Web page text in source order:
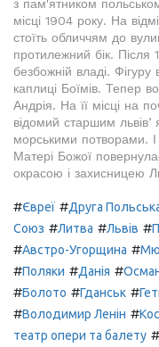
з пам'ятником
місці 1904 року. На
стоїть обличчям до
протилежний бік.
безбожній владі.
каплиці Боїмів. Тепер
Андрія. На її місці на
відомий старшим
морськими потворами. І
Матері Божої
окрасою і захисницею
#Євреї #Друга
Союз #Литва #Львів #
#Австро-Угорщина #
#Поляки #Данія #
#Болото #Гданськ #
#Володимир Ленін #
театр опери та балету #